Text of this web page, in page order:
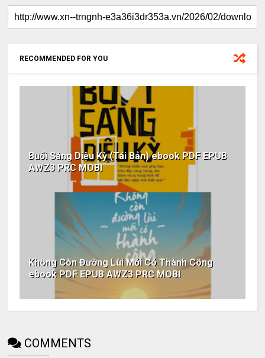
RECOMMENDED FOR YOU
Buổi Sáng Diệu Kỳ (Tái Bản) ebook PDF EPUB
AWZ3 PRC MOBI
Không Còn Đường Lùi Mới Có Thành Công
ebook PDF EPUB AWZ3 PRC MOBI
COMMENTS